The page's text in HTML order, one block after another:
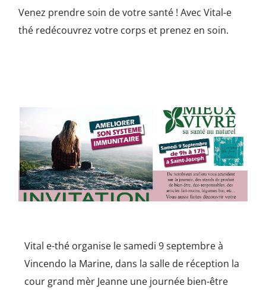
Venez prendre soin de votre santé ! Avec Vital-e
thé redécouvrez votre corps et prenez en soin.
Vital e-thé organise le samedi 9 septembre à
Vincendo la Marine, dans la salle de réception la
cour grand mèr Jeanne une journée bien-être